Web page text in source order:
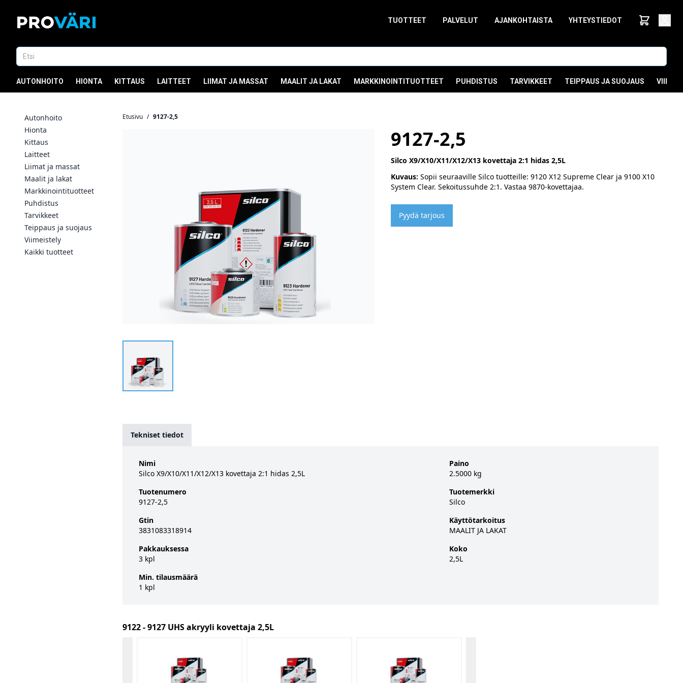
TUOTTEET PALVELUT AJANKOHTAISTA YHTEYSTIEDOT
AUTONHOITO HIONTA KITTAUS LAITTEET LIIMAT JA MASSAT MAALIT JA LAKAT MARKKINOINTITUOTTEET PUHDISTUS TARVIKKEET TEIPPAUS JA SUOJAUS
Autonhoito
Hionta
Kittaus
Laitteet
Liimat ja massat
Maalit ja lakat
Markkinointituotteet
Puhdistus
Tarvikkeet
Teippaus ja suojaus
Viimeistely
Kaikki tuotteet
Etusivu / 9127-2,5
9127-2,5
Silco X9/X10/X11/X12/X13 kovettaja 2:1 hidas 2,5L
Kuvaus: Sopii seuraaville Silco tuotteille: 9120 X12 Supreme Clear ja 9100 X10
System Clear. Sekoitussuhde 2:1. Vastaa 9870-kovettajaa.
Pyydä tarjous
Tekniset tiedot
Nimi
Silco X9/X10/X11/X12/X13 kovettaja 2:1 hidas 2,5L
Tuotenumero
9127-2,5
Gtin
3831083318914
Pakkauksessa
3 kpl
Min. tilausmäärä
1 kpl
Paino
2.5000 kg
Tuotemerkki
Silco
Käyttötarkoitus
MAALIT JA LAKAT
Koko
2,5L
9122 - 9127 UHS akryyli kovettaja 2,5L